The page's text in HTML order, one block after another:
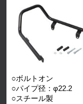
○ボルトオン
○パイプ径：φ22.2
○スチール製